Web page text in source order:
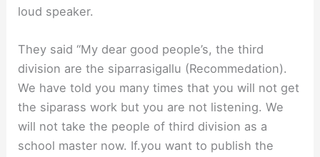
loud speaker.
They said “My dear good people’s, the third
division are the siparrasigallu (Recommedation).
We have told you many times that you will not get
the siparass work but you are not listening. We
will not take the people of third division as a
school master now. If.you want to publish the